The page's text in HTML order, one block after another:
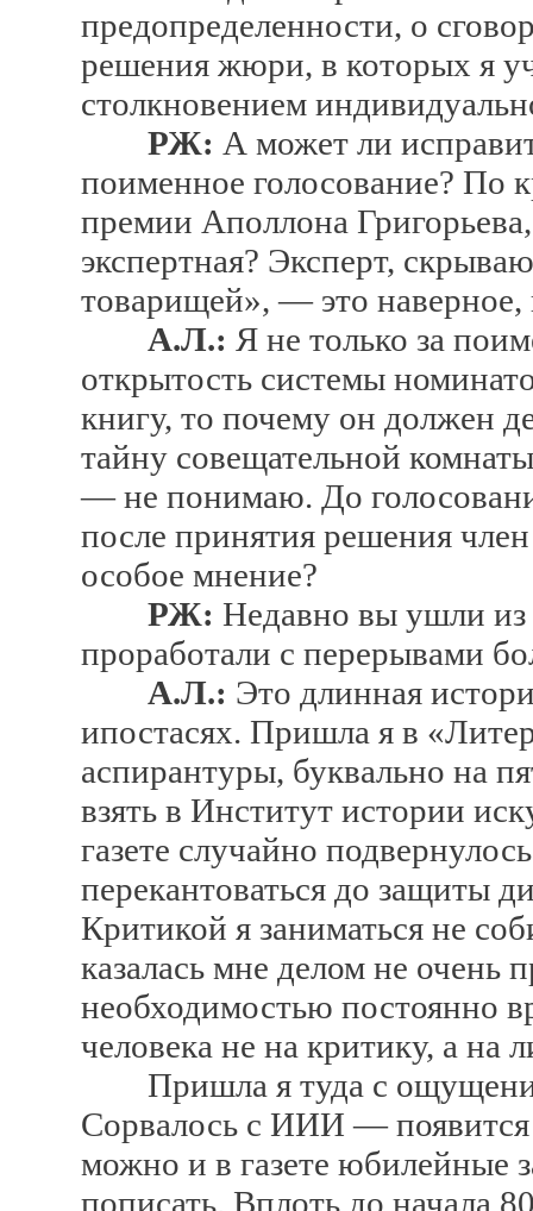
предопределенности, о
решения жюри, в которых я
столкновением
РЖ: А может ли
поименное голосование? По
премии Аполлона
экспертная? Эксперт,
товарищей», — это наверное,
А.Л.: Я не только за
открытость системы
книгу, то почему он должен
тайну совещательной
— не понимаю. До
после принятия решения
особое мнение?
РЖ: Недавно вы ушли из
проработали с перерывами
А.Л.: Это длинная
ипостасях. Пришла я в
аспирантуры, буквально на
взять в Институт истории
газете случайно
перекантоваться до защиты
Критикой я заниматься не
казалась мне делом не очень
необходимостью постоянно
человека не на критику, а на
Пришла я туда с
Сорвалось с ИИИ —
можно и в газете юбилейные
пописать. Вплоть до начала